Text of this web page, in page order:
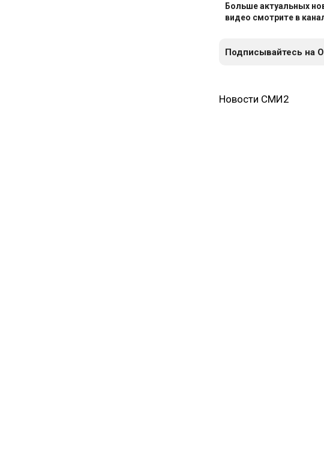
Больше актуальных
видео смотрите в
Подписывайтесь на
Новости СМИ2